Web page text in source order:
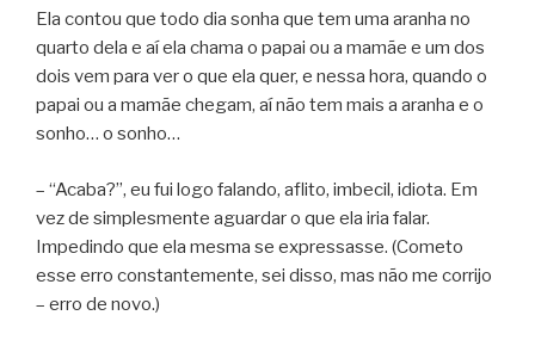
Ela contou que todo dia sonha que tem uma aranha no
quarto dela e aí ela chama o papai ou a mamãe e um dos
dois vem para ver o que ela quer, e nessa hora, quando o
papai ou a mamãe chegam, aí não tem mais a aranha e o
sonho… o sonho…
– “Acaba?”, eu fui logo falando, aflito, imbecil, idiota. Em
vez de simplesmente aguardar o que ela iria falar.
Impedindo que ela mesma se expressasse. (Cometo
esse erro constantemente, sei disso, mas não me corrijo
– erro de novo.)